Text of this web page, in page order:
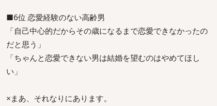
■6位 恋愛経験のない高齢男
「自己中心的だからその歳になるまで恋愛できなかったの
だと思う」
「ちゃんと恋愛できない男は結婚を望むのはやめてほし
い」
×まあ、それなりにあります。